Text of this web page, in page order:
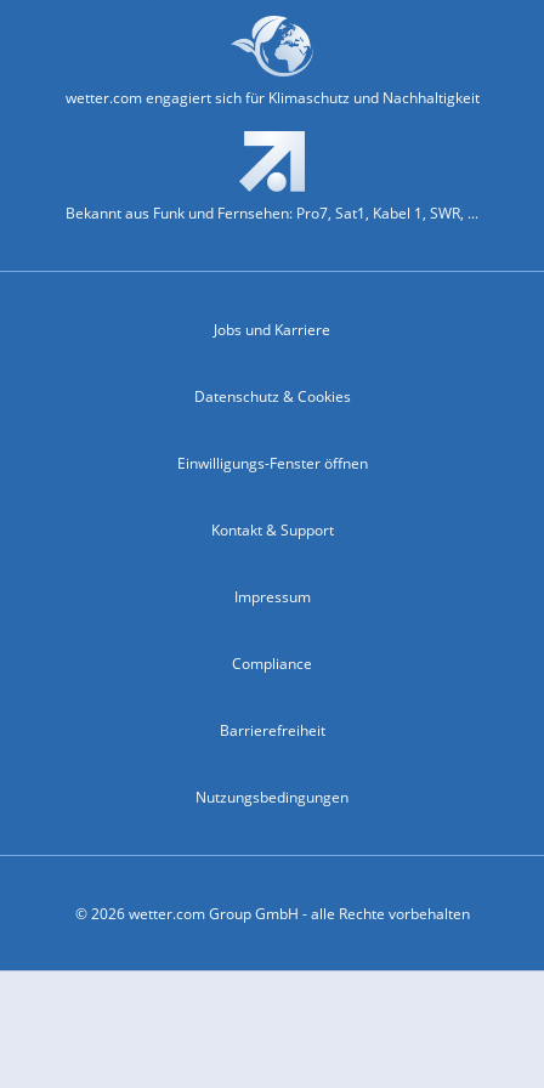
wetter.com engagiert sich für Klimaschutz und Nachhaltigkeit
Bekannt aus Funk und Fernsehen: Pro7, Sat1, Kabel 1, SWR, ...
Jobs und Karriere
Datenschutz & Cookies
Einwilligungs-Fenster öffnen
Kontakt & Support
Impressum
Compliance
Barrierefreiheit
Nutzungsbedingungen
© 2026 wetter.com Group GmbH - alle Rechte vorbehalten